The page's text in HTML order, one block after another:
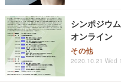
シンポジウ
オンライン
その他
2020.10.21 Wed